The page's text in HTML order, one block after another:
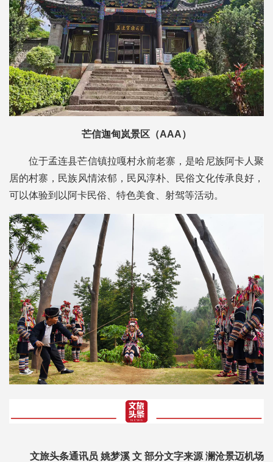
芒信迦甸岚景区（AAA）
位于孟连县芒信镇拉嘎村永前老寨，是哈尼族阿卡人聚
居的村寨，民族风情浓郁，民风淳朴 、民俗文化传承良好，
可以体验到以阿卡民俗、特色美食、射驾等活动。
文旅头条通讯员 姚梦溪 文 部分文字来源 澜沧景迈机场